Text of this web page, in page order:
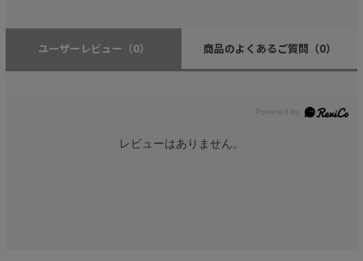
ユーザーレビュー （0） 商品のよくあるご質問 （0）
レビューはありません。